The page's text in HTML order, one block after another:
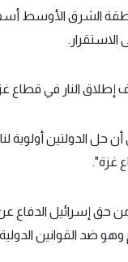
الشرق الأوسط
الاستقرار.
إطلاق النار في قطاع
أن حل الدولتين
غزة".
من حق إسرائيل
ضد القوانين